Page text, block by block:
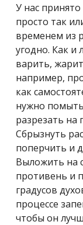
У нас
просто так
временем из
угодно. Как
варить,
например,
как
нужно
разрезать на
Сбрызнуть
поперчить и
Выложить на
противень и
градусов
процессе
чтобы он